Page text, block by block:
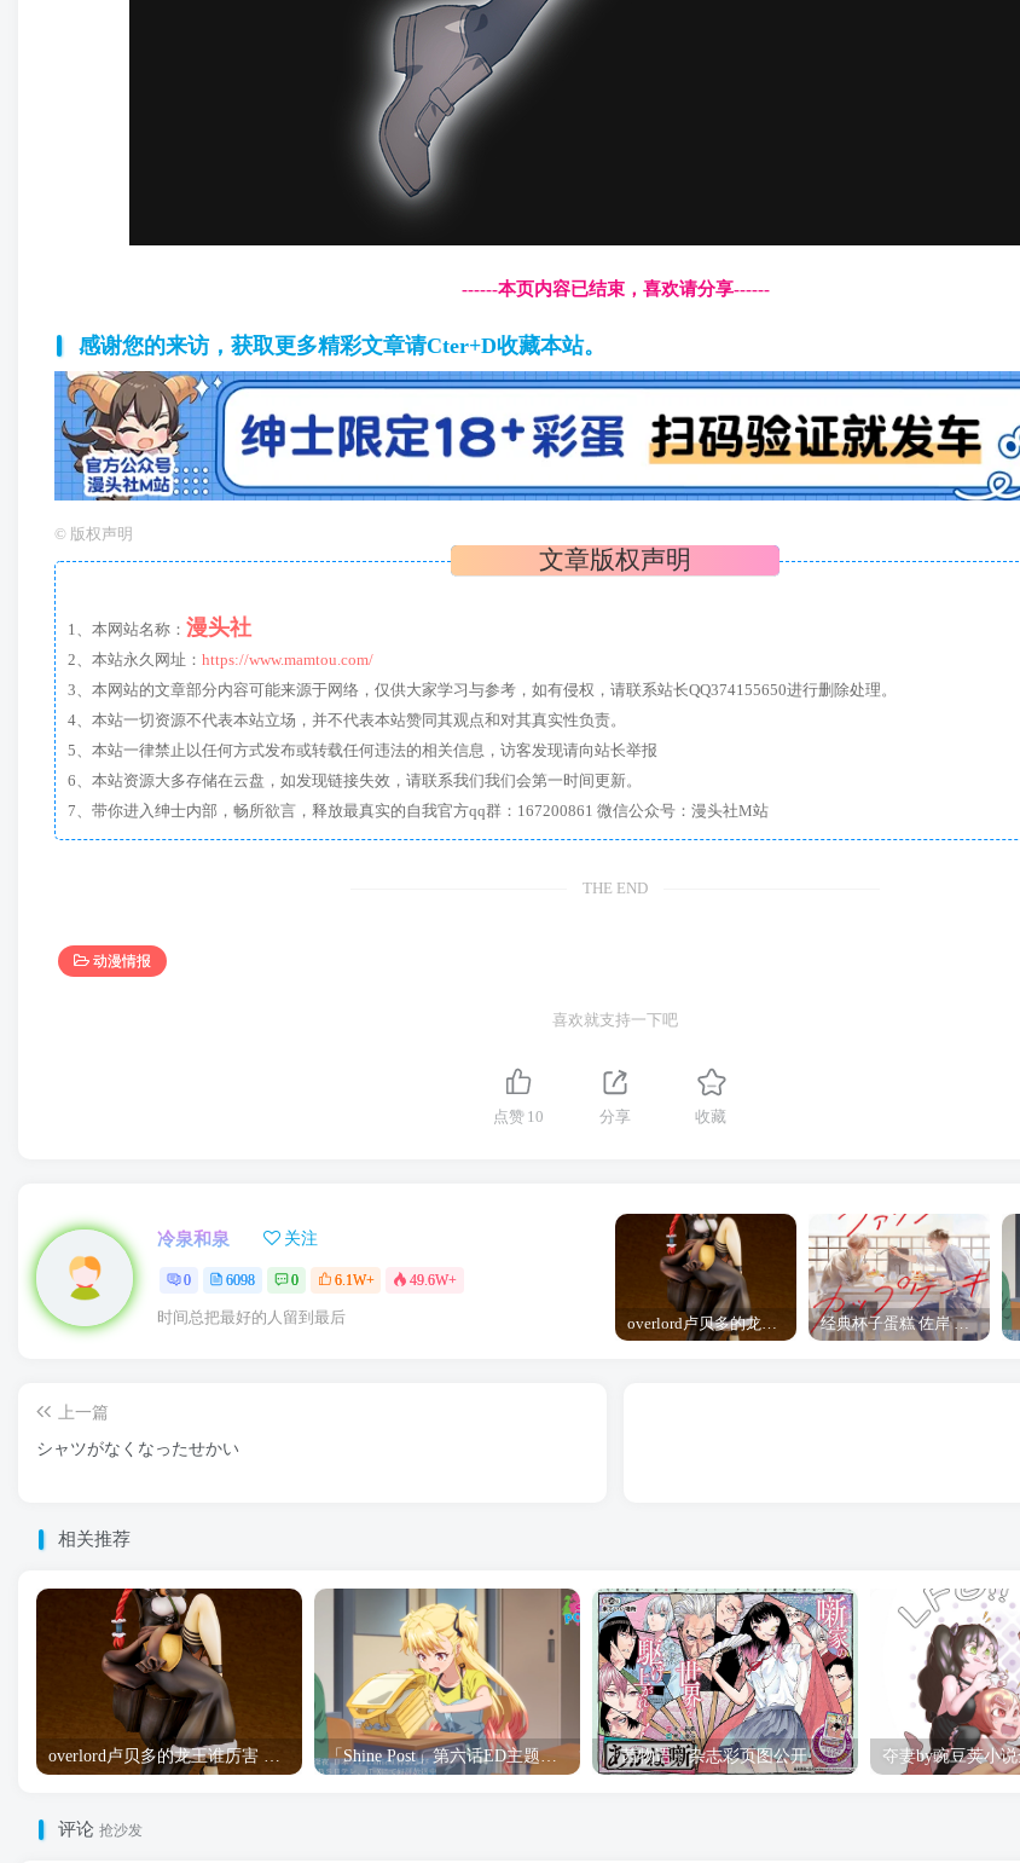
------本页内容已结束，喜欢请分享------
感谢您的来访，获取更多精彩文章请Cter+D收藏本站。
© 版权声明
文章版权声明
1、本网站名称： 漫头社
2、本站永久网址： https://www.mamtou.com/
3、本网站的文章部分内容可能来源于网络，仅供大家学习与参考，如有侵权，请联系站长QQ374155650进行删除处理。
4、本站一切资源不代表本站立场，并不代表本站赞同其观点和对其真实性负责。
5、本站一律禁止以任何方式发布或转载任何违法的相关信息，访客发现请向站长举报
6、本站资源大多存储在云盘，如发现链接失效，请联系我们我们会第一时间更新。
7、带你进入绅士内部，畅所欲言，释放最真实的自我官方qq群：167200861 微信公众号：漫头社M站
THE END
动漫情报
喜欢就支持一下吧
点赞 10 分享 收藏
冷泉和泉 关注
0 6098 0 6.1W+ 49.6W+
时间总把最好的人留到最后 overlord卢贝多的龙王谁厉害 「Overlord」露普斯蕾琪娜·贝塔手办开订 经典杯子蛋糕 佐岸 漫画「经典杯子蛋糕」宣布真人日剧化
上一篇
シャツがなくなったせかい
相关推荐
overlord卢贝多的龙王谁厉害 「Overlord」露普斯蕾琪娜·贝塔手办开订 「Shine Post」第六话ED主题曲「Yellow Rose」无字幕MV公开 「茜物语」杂志彩页图公开
评论 抢沙发